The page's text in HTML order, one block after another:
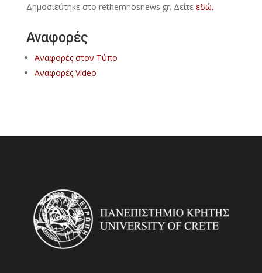
Δημοσιεύτηκε στο rethemnosnews.gr. Δείτε εδώ.
Αναφορές
Αναφορές στον Τύπο
Αναφορές Video